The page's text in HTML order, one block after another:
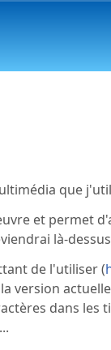
que
et permet
là-
de l'utiliser (
version
dans